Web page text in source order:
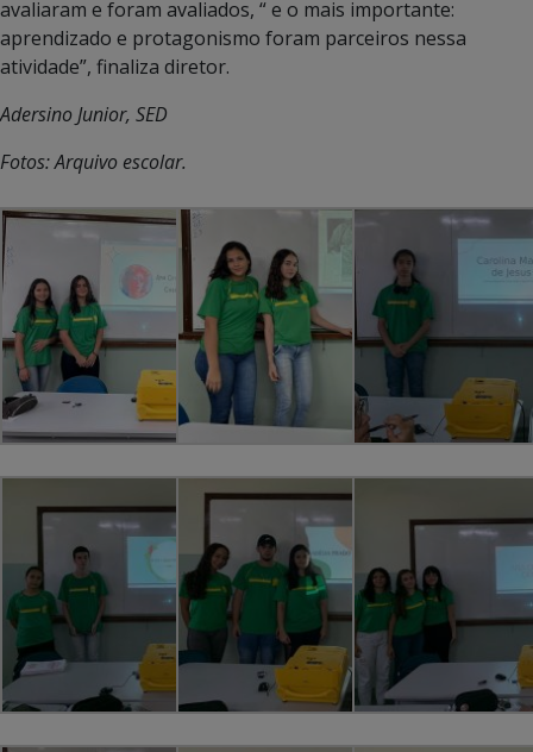
avaliaram e foram avaliados, “ e o mais importante:
aprendizado e protagonismo foram parceiros nessa
atividade”, finaliza diretor.
Adersino Junior, SED
Fotos: Arquivo escolar.